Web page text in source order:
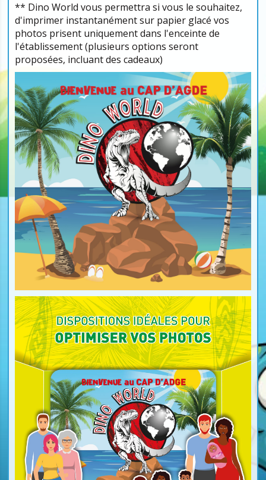
** Dino World vous permettra si vous le souhaitez,
d'imprimer instantanément sur papier glacé vos
photos prisent uniquement dans l'enceinte de
l'établissement (plusieurs options seront
proposées, incluant des cadeaux)